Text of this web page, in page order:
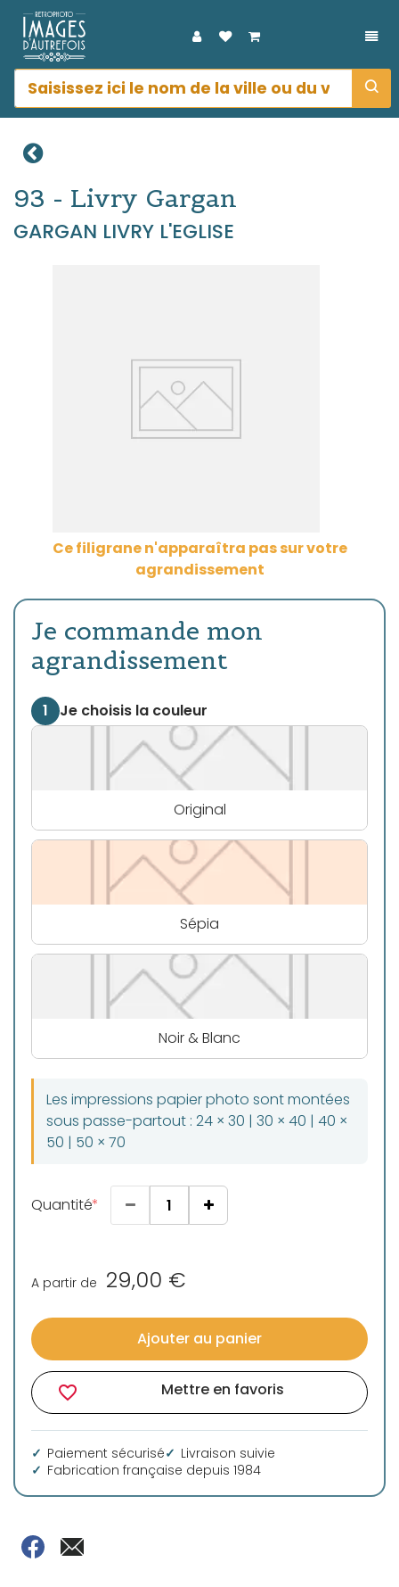
93 - Livry Gargan
GARGAN LIVRY L'EGLISE
Ce filigrane n'apparaîtra pas sur votre
agrandissement
Je commande mon
agrandissement
1 Je choisis la couleur
Original
Sépia
Noir & Blanc
Les impressions papier photo sont montées
sous passe-partout : 24 × 30 | 30 × 40 | 40 ×
50 | 50 × 70
Quantité
A partir de 29,00 €
Ajouter au panier
favorite_border Mettre en favoris
Paiement sécurisé
Livraison suivie
Fabrication française depuis 1984